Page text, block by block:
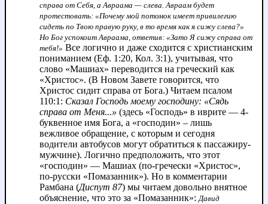
справа от Себя, а Авраама — слева. Авраам будет
протестовать: «Почему мой потомок имеет привилегию
сидеть по Твою правую руку, в то время как я сижу слева?»
Но Бог успокоит Авраама, ответив: «Зато Я сижу справа от
тебя!» Все логично и даже сходится с христианским
пониманием (Еф. 1:20, Кол. 3:1), учитывая, что
слово «Машиах» переводится на греческий как
«Христос». (В Новом Завете говорится, что
Христос сидит справа от Бога.) Читаем псалом
110:1: Сказал Господь моему господину: «Сядь
справа от Меня...» (здесь «Господь» в иврите — 4-
буквенное имя Бога, а «господин» – лишь
вежливое обращение, с которым и сегодня
водители автобусов могут обратиться к пассажиру-
мужчине). Логично предположить, что этот
«господин» — Машиах (по-гречески «Христос»,
по-русски «Помазанник»). Но в комментарии
Рамбана (Диспут 87) мы читаем довольно внятное
объяснение, что это за «Помазанник»: Давид